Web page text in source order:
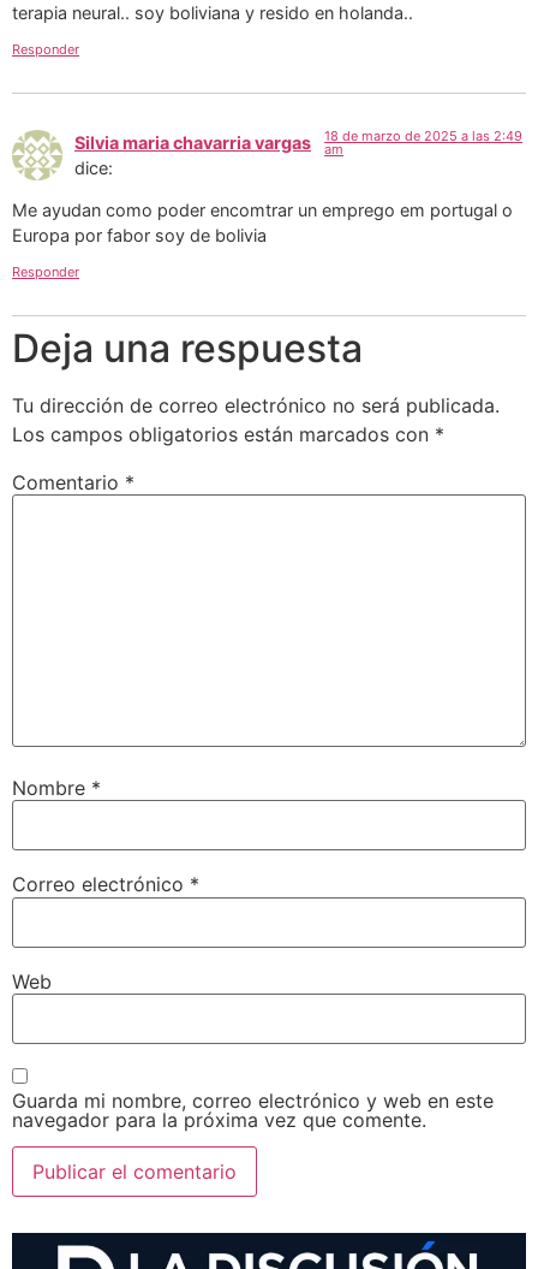
terapia neural.. soy boliviana y resido en holanda..
Responder
Silvia maria chavarria vargas
dice:
18 de marzo de 2025 a las 2:49
am
Me ayudan como poder encomtrar un emprego em portugal o
Europa por fabor soy de bolivia
Responder
Deja una respuesta
Tu dirección de correo electrónico no será publicada.
Los campos obligatorios están marcados con *
Comentario *
Nombre *
Correo electrónico *
Web
Guarda mi nombre, correo electrónico y web en este
navegador para la próxima vez que comente.